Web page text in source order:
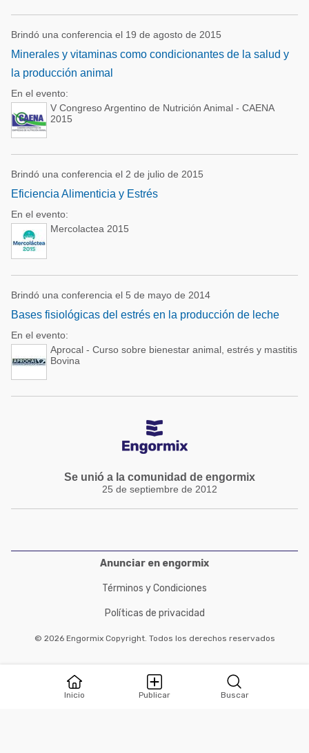
Inicio Publicar Buscar
Brindó una conferencia el 19 de agosto de 2015
Minerales y vitaminas como condicionantes de la salud y
la producción animal
En el evento:
V Congreso Argentino de Nutrición Animal - CAENA
2015
Brindó una conferencia el 2 de julio de 2015
Eficiencia Alimenticia y Estrés
En el evento:
Mercolactea 2015
Brindó una conferencia el 5 de mayo de 2014
Bases fisiológicas del estrés en la producción de leche
En el evento:
Aprocal - Curso sobre bienestar animal, estrés y mastitis
Bovina
Se unió a la comunidad de engormix
25 de septiembre de 2012
Anunciar en engormix
Términos y Condiciones
Políticas de privacidad
© 2026 Engormix Copyright. Todos los derechos reservados